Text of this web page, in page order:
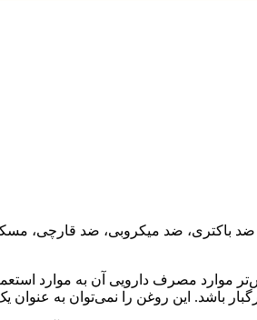
ضد باکتری، ضد میکروبی، ضد قارچی،
موارد مصرف دارویی آن به موارد
باشد. این روغن را نمی‌توان به